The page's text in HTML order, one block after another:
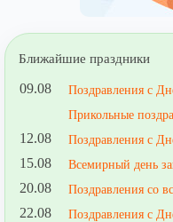
Ближайшие праздники
09.08
Поздравления с
Прикольные
12.08 Поздравления с
15.08 Всемирный день
20.08 Поздравления со
22.08 Поздравления с